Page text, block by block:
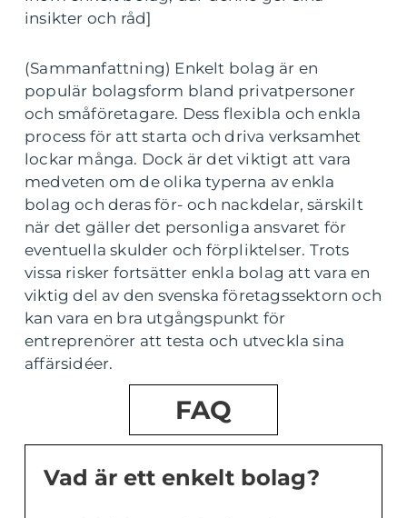
insikter och råd]
(Sammanfattning) Enkelt bolag är en
populär bolagsform bland privatpersoner
och småföretagare. Dess flexibla och enkla
process för att starta och driva verksamhet
lockar många. Dock är det viktigt att vara
medveten om de olika typerna av enkla
bolag och deras för- och nackdelar, särskilt
när det gäller det personliga ansvaret för
eventuella skulder och förpliktelser. Trots
vissa risker fortsätter enkla bolag att vara en
viktig del av den svenska företagssektorn och
kan vara en bra utgångspunkt för
entreprenörer att testa och utveckla sina
affärsidéer.
FAQ
Vad är ett enkelt bolag?